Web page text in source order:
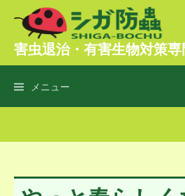
ン
へ
キ
害虫退治・有害生物対策専
メニュー